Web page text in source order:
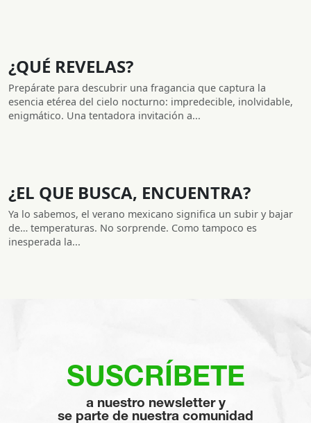
¿QUÉ REVELAS?
Prepárate para descubrir una fragancia que captura la
esencia etérea del cielo nocturno: impredecible, inolvidable,
enigmático. Una tentadora invitación a...
¿EL QUE BUSCA, ENCUENTRA?
Ya lo sabemos, el verano mexicano significa un subir y bajar
de… temperaturas. No sorprende. Como tampoco es
inesperada la...
SUSCRÍBETE
a nuestro newsletter y
se parte de nuestra comunidad